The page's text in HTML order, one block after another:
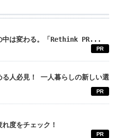
中は変わる。「Rethink PR...
PR
る人必見！ 一人暮らしの新しい選
PR
度をチェック！
PR